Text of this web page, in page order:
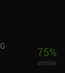
75%
similar